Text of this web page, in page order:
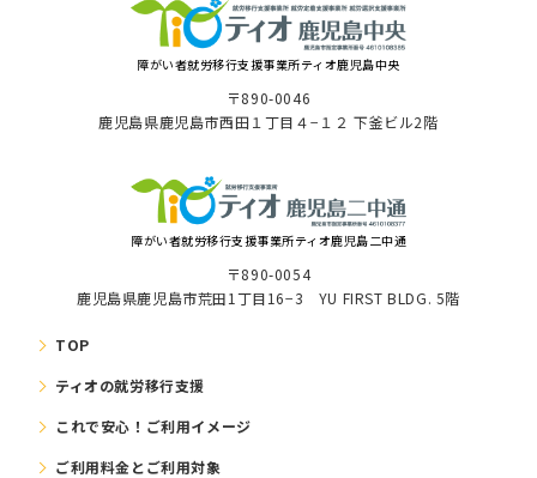
障がい者就労移⾏⽀援事業所ティオ⿅児島中央
〒890-0046
⿅児島県⿅児島市⻄⽥１丁⽬４−１２ 下釜ビル2階
障がい者就労移⾏⽀援事業所ティオ鹿児島二中通
〒890-0054
鹿児島県鹿児島市荒田1丁目16−3 YU FIRST BLDG. 5階
TOP
ティオの就労移⾏⽀援
これで安⼼！ご利⽤イメージ
ご利⽤料⾦とご利⽤対象